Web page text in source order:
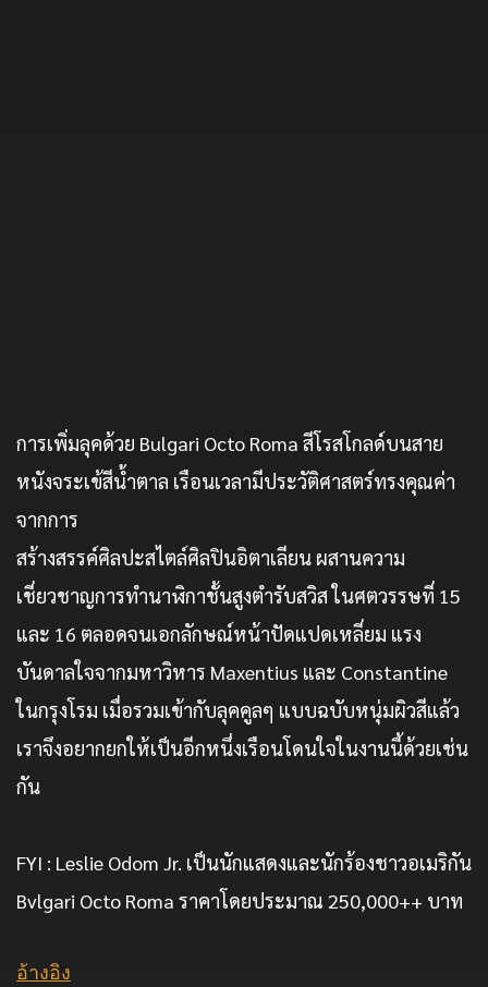
การเพิ่มลุคด้วย Bulgari Octo Roma สีโรสโกลด์บนสาย
หนังจระเข้สีน้ำตาล เรือนเวลามีประวัติศาสตร์ทรงคุณค่า
จากการ
สร้างสรรค์ศิลปะสไตล์ศิลปินอิตาเลียน ผสานความ
เชี่ยวชาญการทำนาฬิกาชั้นสูงตำรับสวิส ในศตวรรษที่ 15
และ 16 ตลอดจนเอกลักษณ์หน้าปัดแปดเหลี่ยม แรง
บันดาลใจจากมหาวิหาร Maxentius และ Constantine
ในกรุงโรม เมื่อรวมเข้ากับลุคคูลๆ แบบฉบับหนุ่มผิวสีแล้ว
เราจึงอยากยกให้เป็นอีกหนึ่งเรือนโดนใจในงานนี้ด้วยเช่น
กัน
FYI : Leslie Odom Jr. เป็นนักแสดงและนักร้องชาวอเมริกัน
Bvlgari Octo Roma ราคาโดยประมาณ 250,000++ บาท
อ้างอิง